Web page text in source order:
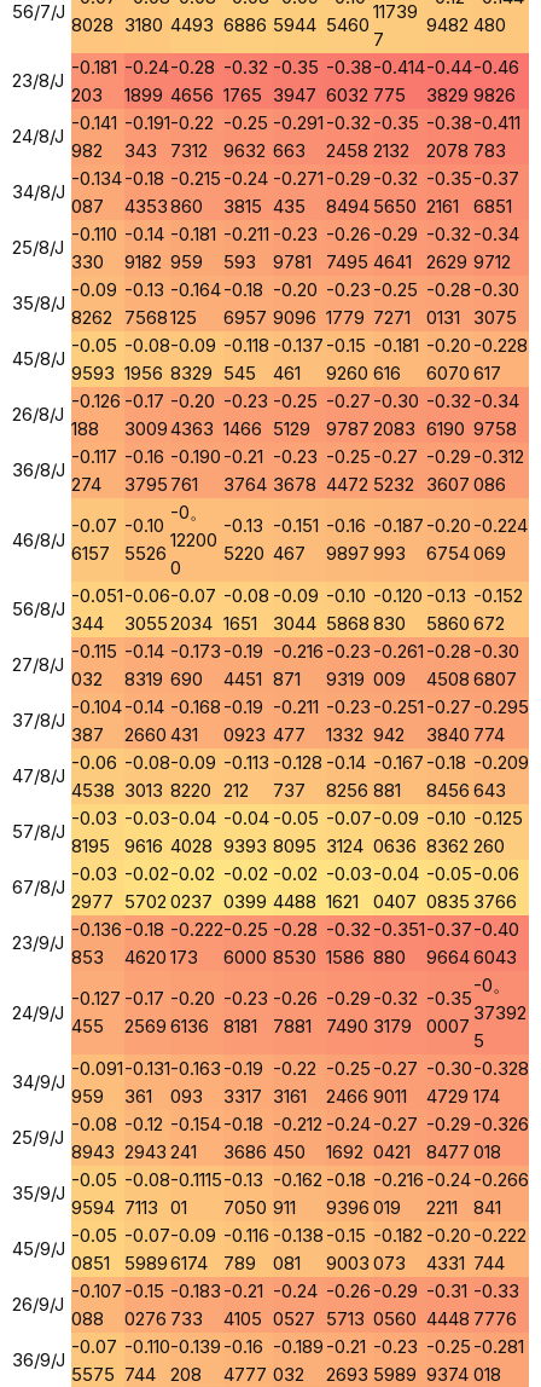
56/7/J
8028 3180 4493 6886 5944 5460
11739
7
9482 480
23/8/J
-0.181
203
-0.24
1899
-0.28
4656
-0.32
1765
-0.35
3947
-0.38
6032
-0.414
775
-0.44
3829
-0.46
9826
24/8/J
-0.141
982
-0.191
343
-0.22
7312
-0.25
9632
-0.291
663
-0.32
2458
-0.35
2132
-0.38
2078
-0.411
783
34/8/J
-0.134
087
-0.18
4353
-0.215
860
-0.24
3815
-0.271
435
-0.29
8494
-0.32
5650
-0.35
2161
-0.37
6851
25/8/J
-0.110
330
-0.14
9182
-0.181
959
-0.211
593
-0.23
9781
-0.26
7495
-0.29
4641
-0.32
2629
-0.34
9712
35/8/J
-0.09
8262
-0.13
7568
-0.164
125
-0.18
6957
-0.20
9096
-0.23
1779
-0.25
7271
-0.28
0131
-0.30
3075
45/8/J
-0.05
9593
-0.08
1956
-0.09
8329
-0.118
545
-0.137
461
-0.15
9260
-0.181
616
-0.20
6070
-0.228
617
26/8/J
-0.126
188
-0.17
3009
-0.20
4363
-0.23
1466
-0.25
5129
-0.27
9787
-0.30
2083
-0.32
6190
-0.34
9758
36/8/J
-0.117
274
-0.16
3795
-0.190
761
-0.21
3764
-0.23
3678
-0.25
4472
-0.27
5232
-0.29
3607
-0.312
086
46/8/J
-0.07
6157
-0.10
5526
-0。
12200
0
-0.13
5220
-0.151
467
-0.16
9897
-0.187
993
-0.20
6754
-0.224
069
56/8/J
-0.051
344
-0.06
3055
-0.07
2034
-0.08
1651
-0.09
3044
-0.10
5868
-0.120
830
-0.13
5860
-0.152
672
27/8/J
-0.115
032
-0.14
8319
-0.173
690
-0.19
4451
-0.216
871
-0.23
9319
-0.261
009
-0.28
4508
-0.30
6807
37/8/J
-0.104
387
-0.14
2660
-0.168
431
-0.19
0923
-0.211
477
-0.23
1332
-0.251
942
-0.27
3840
-0.295
774
47/8/J
-0.06
4538
-0.08
3013
-0.09
8220
-0.113
212
-0.128
737
-0.14
8256
-0.167
881
-0.18
8456
-0.209
643
57/8/J
-0.03
8195
-0.03
9616
-0.04
4028
-0.04
9393
-0.05
8095
-0.07
3124
-0.09
0636
-0.10
8362
-0.125
260
67/8/J
-0.03
2977
-0.02
5702
-0.02
0237
-0.02
0399
-0.02
4488
-0.03
1621
-0.04
0407
-0.05
0835
-0.06
3766
23/9/J
-0.136
853
-0.18
4620
-0.222
173
-0.25
6000
-0.28
8530
-0.32
1586
-0.351
880
-0.37
9664
-0.40
6043
24/9/J
-0.127
455
-0.17
2569
-0.20
6136
-0.23
8181
-0.26
7881
-0.29
7490
-0.32
3179
-0.35
0007
-0。
37392
5
34/9/J
-0.091
959
-0.131
361
-0.163
093
-0.19
3317
-0.22
3161
-0.25
2466
-0.27
9011
-0.30
4729
-0.328
174
25/9/J
-0.08
8943
-0.12
2943
-0.154
241
-0.18
3686
-0.212
450
-0.24
1692
-0.27
0421
-0.29
8477
-0.326
018
35/9/J
-0.05
9594
-0.08
7113
-0.1115
01
-0.13
7050
-0.162
911
-0.18
9396
-0.216
019
-0.24
2211
-0.266
841
45/9/J
-0.05
0851
-0.07
5989
-0.09
6174
-0.116
789
-0.138
081
-0.15
9003
-0.182
073
-0.20
4331
-0.222
744
26/9/J
-0.107
088
-0.15
0276
-0.183
733
-0.21
4105
-0.24
0527
-0.26
5713
-0.29
0560
-0.31
4448
-0.33
7776
36/9/J
-0.07
5575
-0.110
744
-0.139
208
-0.16
4777
-0.189
032
-0.21
2693
-0.23
5989
-0.25
9374
-0.281
018